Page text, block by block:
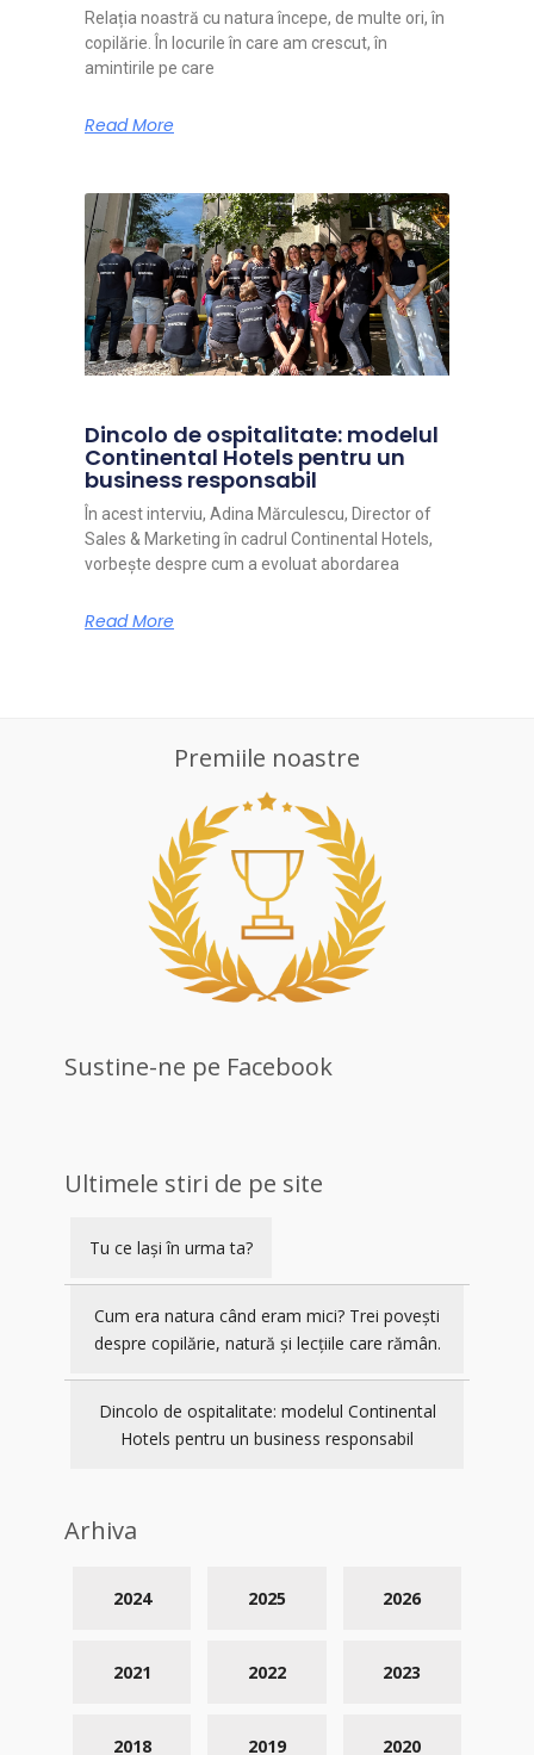
Relația noastră cu natura începe, de multe ori, în
copilărie. În locurile în care am crescut, în
amintirile pe care
Read More
Dincolo de ospitalitate: modelul
Continental Hotels pentru un
business responsabil
În acest interviu, Adina Mărculescu, Director of
Sales & Marketing în cadrul Continental Hotels,
vorbește despre cum a evoluat abordarea
Read More
Premiile noastre
Sustine-ne pe Facebook
Ultimele stiri de pe site
Tu ce lași în urma ta?
Cum era natura când eram mici? Trei povești
despre copilărie, natură și lecțiile care rămân.
Dincolo de ospitalitate: modelul Continental
Hotels pentru un business responsabil
Arhiva
2026
2025
2024
2023
2022
2021
2020
2019
2018